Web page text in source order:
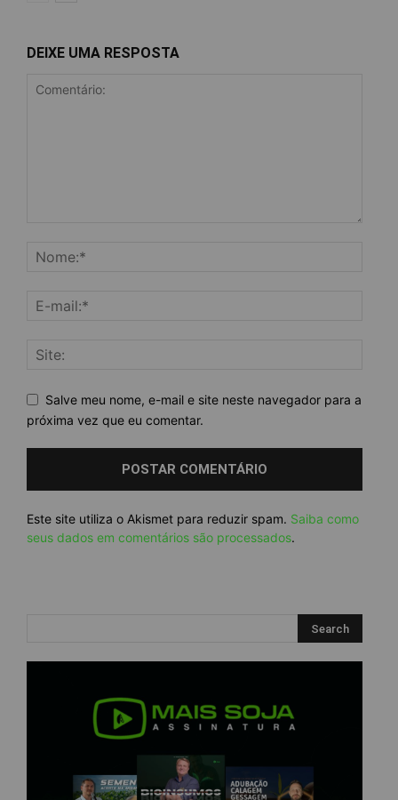
DEIXE UMA RESPOSTA
Salve meu nome, e-mail e site neste navegador para a
próxima vez que eu comentar.
Este site utiliza o Akismet para reduzir spam. Saiba como
seus dados em comentários são processados.